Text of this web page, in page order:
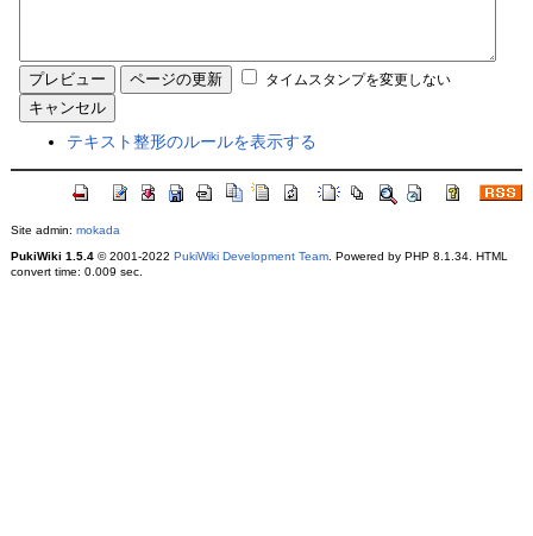
タイムスタンプを変更しない
テキスト整形のルールを表示する
Site admin: mokada
PukiWiki 1.5.4© 2001-2022 PukiWiki Development Team. Powered by PHP 8.1.34. HTML
convert time: 0.009 sec.